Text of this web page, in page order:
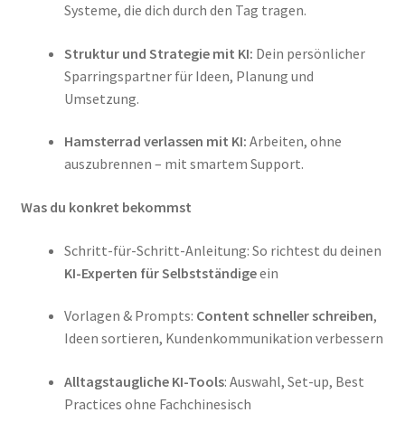
Systeme, die dich durch den Tag tragen.
Struktur und Strategie mit KI: Dein persönlicher
Sparringspartner für Ideen, Planung und
Umsetzung.
Hamsterrad verlassen mit KI: Arbeiten, ohne
auszubrennen – mit smartem Support.
Was du konkret bekommst
Schritt-für-Schritt-Anleitung: So richtest du deinen
KI-Experten für Selbstständigeein
Vorlagen & Prompts: Content schneller schreiben,
Ideen sortieren, Kundenkommunikation verbessern
Alltagstaugliche KI-Tools: Auswahl, Set-up, Best
Practices ohne Fachchinesisch